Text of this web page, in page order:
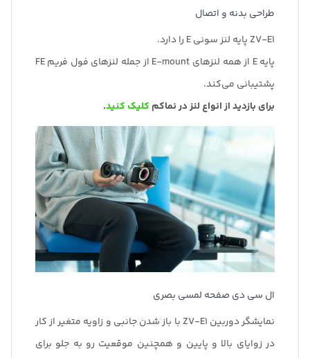
طراحی بدنه و اتصال
ZV-E1 پایه لنز سونی E را دارد.
پایه E از همه لنزهای E-mount از جمله لنزهای فول فریم FE
پشتیبانی می‌کند.
برای بازدید از انواع لنز در نماکم کلیک کنید.
ال سی دی صفحه لمسی بصری
نمایشگر دوربین ZV-E1 با باز شدن جانبی و زاویه متغیر از کار
در زوایای بالا و پایین و همچنین موقعیت رو به جلو برای